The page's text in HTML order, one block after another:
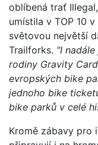
oblíbená trať
umístila v TOP 10
světovou největší
Trailforks. "I
rodiny Gravity
evropských bike
jednoho bike
bike parků v celé
Kromě zábavy pro